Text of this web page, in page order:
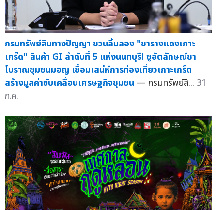
กรมทรัพย์สินทางปัญญา ชวนลิ้มลอง "ชารางแดงเกาะ
เกร็ด" สินค้า GI ลำดับที่ 5 แห่งนนทบุรี! ชูอัตลักษณ์ชา
โบราณชุมชนมอญ เชื่อมเสน่ห์การท่องเที่ยวเกาะเกร็ด
สร้างมูลค่าขับเคลื่อนเศรษฐกิจชุมชน — กรมทรัพย์สิ... 31
ก.ค.